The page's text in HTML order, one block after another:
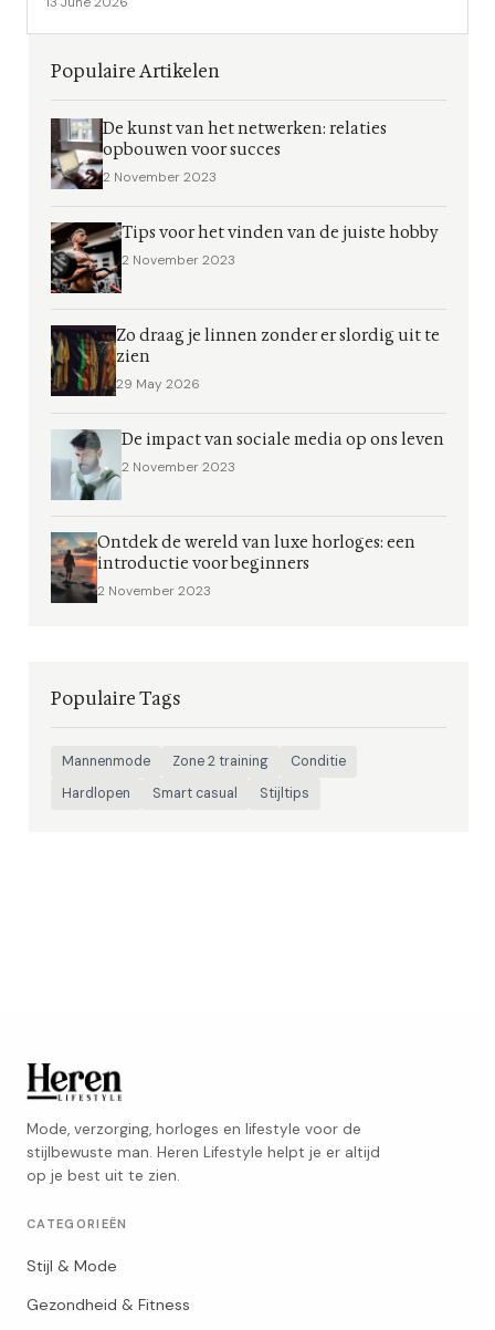
Populaire Artikelen
De kunst van het netwerken: relaties
opbouwen voor succes
2 November 2023
Tips voor het vinden van de juiste hobby
2 November 2023
Zo draag je linnen zonder er slordig uit te
zien
29 May 2026
De impact van sociale media op ons leven
2 November 2023
Ontdek de wereld van luxe horloges: een
introductie voor beginners
2 November 2023
Populaire Tags
Mannenmode Zone 2 training
Conditie
Hardlopen
Smart casual Stijltips
Mode, verzorging, horloges en lifestyle voor de
stijlbewuste man. Heren Lifestyle helpt je er altijd
op je best uit te zien.
CATEGORIEËN
Stijl & Mode
Gezondheid & Fitness